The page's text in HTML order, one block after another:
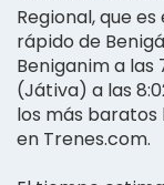
Regional, que
rápido de
Beniganim a las
(Játiva) a las
los más
en Trenes.com.